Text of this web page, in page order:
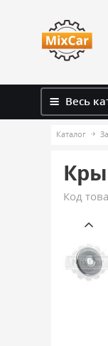
Весь
Каталог
Код